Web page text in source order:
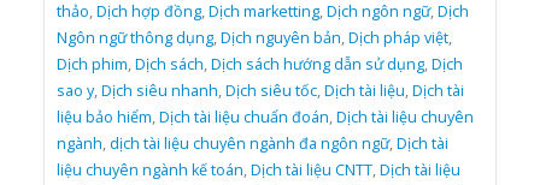
thảo,Dịch hợp đồng,Dịch marketting,Dịch ngôn ngữ,Dịch
Ngôn ngữ thông dụng,Dịch nguyên bản,Dịch pháp việt,
Dịch phim,Dịch sách,Dịch sách hướng dẫn sử dụng,Dịch
sao y,Dịch siêu nhanh,Dịch siêu tốc,Dịch tài liệu,Dịch tài
liệu bảo hiểm,Dịch tài liệu chuẩn đoán,Dịch tài liệu chuyên
ngành,dịch tài liệu chuyên ngành đa ngôn ngữ,Dịch tài
liệu chuyên ngành kế toán,Dịch tài liệu CNTT,Dịch tài liệu